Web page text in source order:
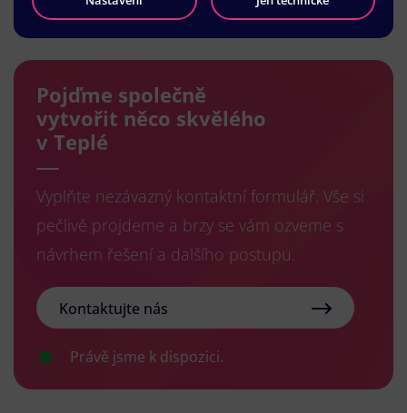
Načíst další
Pojďme společně
vytvořit něco skvělého
v Teplé
Vyplňte nezávazný kontaktní formulář. Vše si
pečlivě projdeme a brzy se vám ozveme s
návrhem řešení a dalšího postupu.
Kontaktujte nás
Právě jsme k dispozici.